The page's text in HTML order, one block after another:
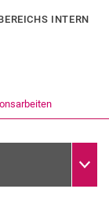
zu: Inhalt
zu: Suche
zu:
Link in einem
INTERN